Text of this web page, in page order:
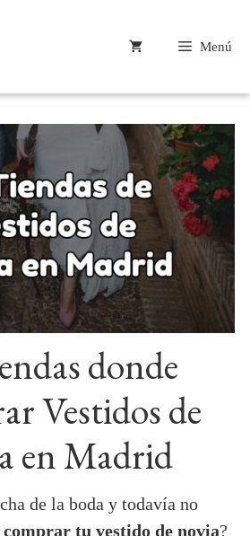
Menú
donde
Vestidos de
en Madrid
de la boda y todavía no
comprar tu vestido de novia?